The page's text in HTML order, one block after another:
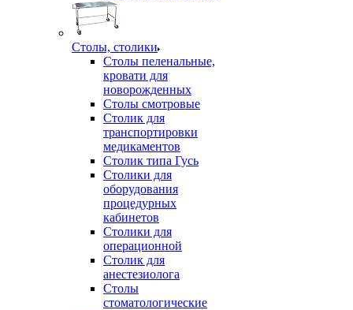
Столы, столики
Столы пеленальные,
кровати для
новорожденных
Столы смотровые
Столик для
транспортировки
медикаментов
Столик типа Гусь
Столики для
оборудования
процедурных
кабинетов
Столики для
операционной
Столик для
анестезиолога
Столы
стоматологические